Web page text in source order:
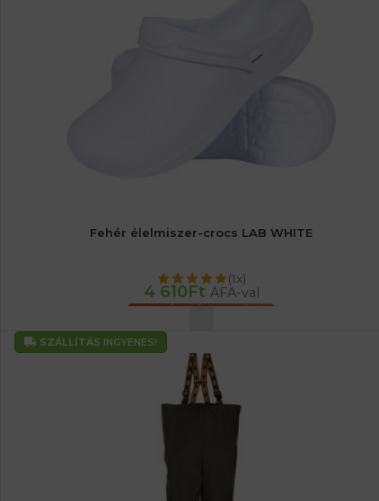
Fehér élelmiszer-crocs LAB WHITE
(1x)
4 610Ft ÁFA-val
OPCIÓK VÁLASZTÁSA
SZÁLLÍTÁS INGYENES!